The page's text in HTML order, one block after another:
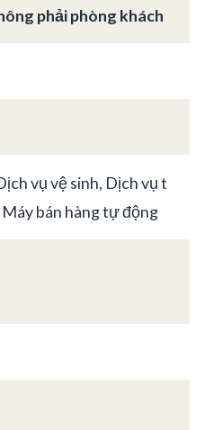
phải phòng khách
vụ vệ sinh, Dịch vụ t
bán hàng tự động